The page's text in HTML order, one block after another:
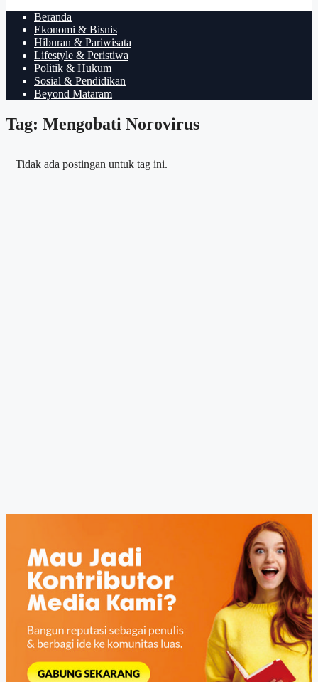
Beranda
Ekonomi & Bisnis
Hiburan & Pariwisata
Lifestyle & Peristiwa
Politik & Hukum
Sosial & Pendidikan
Beyond Mataram
Tag: Mengobati Norovirus
Tidak ada postingan untuk tag ini.